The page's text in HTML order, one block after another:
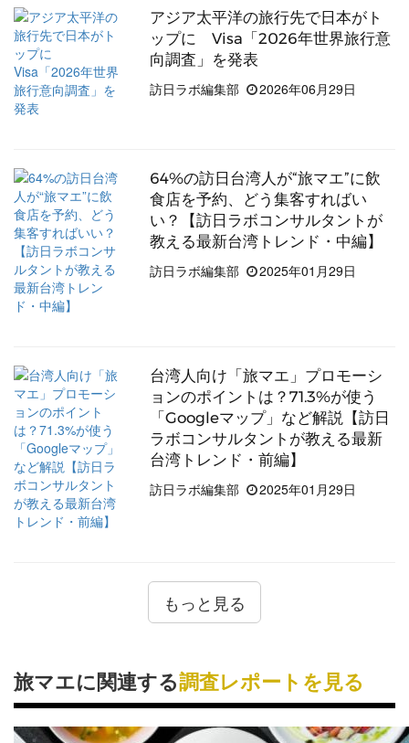
詳しくはこちら
口コミサイトで、もっと集客できるようにするサー
ビス「口コミコム」でGoogleマップからの来店を約
2倍に
詳しく見る ＞
アジア太平洋の旅行先で日本がト
ップに Visa「2026年世界旅行意
向調査」を発表
訪日ラボ編集部
2026年06月29日
64%の訪日台湾人が“旅マエ”に飲
食店を予約、どう集客すればい
い？【訪日ラボコンサルタントが
教える最新台湾トレンド・中編】
訪日ラボ編集部
2025年01月29日
台湾人向け「旅マエ」プロモーシ
ョンのポイントは？71.3%が使う
「Googleマップ」など解説【訪日
ラボコンサルタントが教える最新
台湾トレンド・前編】
訪日ラボ編集部
2025年01月29日
もっと見る
旅マエに関連する調査レポートを見る